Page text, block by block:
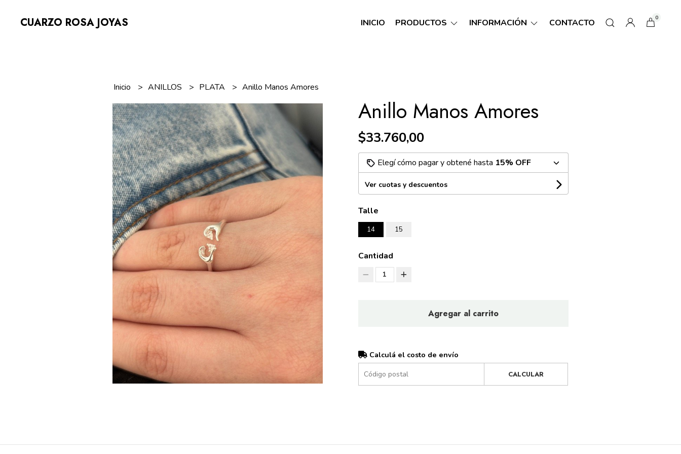
CUARZO ROSA JOYAS INICIO PRODUCTOS INFORMACIÓN CONTACTO 0
Inicio ANILLOS PLATA Anillo Manos Amores
Anillo Manos Amores
$33.760,00
Elegí cómo pagar y obtené hasta 15% OFF
Ver cuotas y descuentos
Talle
14 15
Cantidad
1
Agregar al carrito
Calculá el costo de envío
CALCULAR